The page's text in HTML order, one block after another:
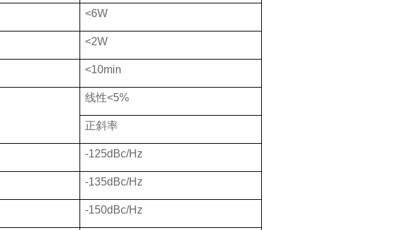
<6W
<2W
<10min
线性<5%
正斜率
-125dBc/Hz
-135dBc/Hz
-150dBc/Hz